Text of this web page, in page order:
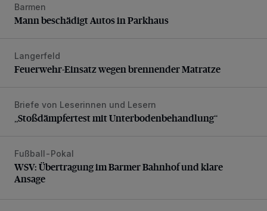
Mann beschädigt Autos in Parkhaus
Barmen
Mann beschädigt Autos in Parkhaus
Feuerwehr-Einsatz wegen brennender Matratze
Langerfeld
Feuerwehr-Einsatz wegen brennender Matratze
„Stoßdämpfertest mit Unterbodenbehandlung“
Briefe von Leserinnen und Lesern
„Stoßdämpfertest mit Unterbodenbehandlung“
WSV: Übertragung im Barmer Bahnhof und klare Ansage
Fußball-Pokal
WSV: Übertragung im Barmer Bahnhof und klare
Ansage